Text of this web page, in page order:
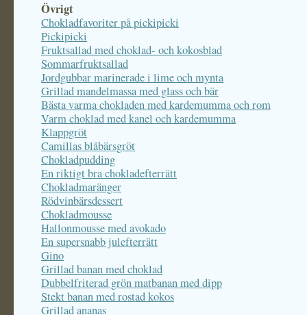
Övrigt
Chokladfavoriter på pickipicki
Pickipicki
Fruktsallad med choklad- och kokosblad
Sommarfruktsallad
Jordgubbar marinerade i lime och mynta
Grillad mandelmassa med glass och bär
Bästa varma chokladen med kardemumma och rom
Varm choklad med kanel och kardemumma
Klappgröt
Camillas blåbärsgröt
Chokladpudding
En riktigt bra chokladefterrätt
Chokladmaränger
Rödvinbärsdessert
Chokladmousse
Hallonmousse med avokado
En supersnabb julefterrätt
Gino
Grillad banan med choklad
Dubbelfriterad grön matbanan med dipp
Stekt banan med rostad kokos
Grillad ananas